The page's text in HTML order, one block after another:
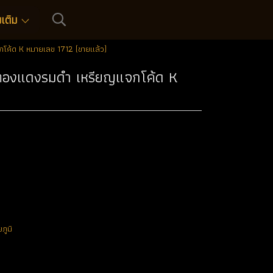
ติม
ด K หมายเลข 1712 (ขายแล้ว)
งแดงรมดำ เหรียญแจกโค้ด K
ภูมิ